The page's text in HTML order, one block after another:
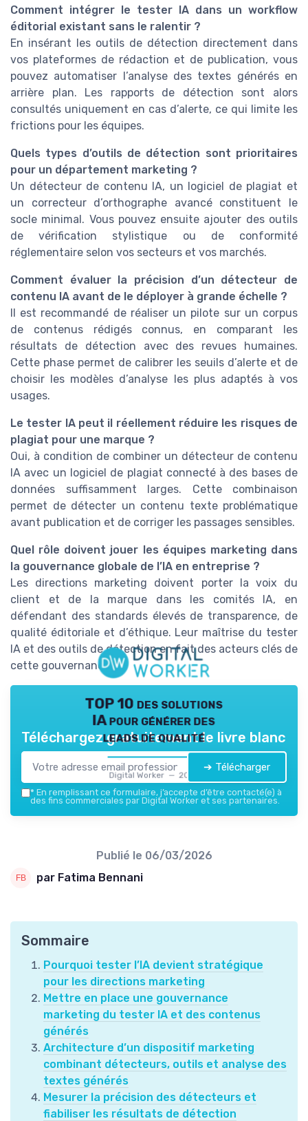
Comment intégrer le tester IA dans un workflow
éditorial existant sans le ralentir ?
En insérant les outils de détection directement dans
vos plateformes de rédaction et de publication, vous
pouvez automatiser l’analyse des textes générés en
arrière plan. Les rapports de détection sont alors
consultés uniquement en cas d’alerte, ce qui limite les
frictions pour les équipes.
Quels types d’outils de détection sont prioritaires
pour un département marketing ?
Un détecteur de contenu IA, un logiciel de plagiat et
un correcteur d’orthographe avancé constituent le
socle minimal. Vous pouvez ensuite ajouter des outils
de vérification stylistique ou de conformité
réglementaire selon vos secteurs et vos marchés.
Comment évaluer la précision d’un détecteur de
contenu IA avant de le déployer à grande échelle ?
Il est recommandé de réaliser un pilote sur un corpus
de contenus rédigés connus, en comparant les
résultats de détection avec des revues humaines.
Cette phase permet de calibrer les seuils d’alerte et de
choisir les modèles d’analyse les plus adaptés à vos
usages.
Le tester IA peut il réellement réduire les risques de
plagiat pour une marque ?
Oui, à condition de combiner un détecteur de contenu
IA avec un logiciel de plagiat connecté à des bases de
données suffisamment larges. Cette combinaison
permet de détecter un contenu texte problématique
avant publication et de corriger les passages sensibles.
Quel rôle doivent jouer les équipes marketing dans
la gouvernance globale de l’IA en entreprise ?
Les directions marketing doivent porter la voix du
client et de la marque dans les comités IA, en
défendant des standards élevés de transparence, de
qualité éditoriale et d’éthique. Leur maîtrise du tester
IA et des outils de détection en fait des acteurs clés de
cette gouvernance.
TOP 10 des solutions
IA pour générer des
leads de qualité
Digital Worker — 2026
Téléchargez gratuitement le livre blanc
➔ Télécharger
* En remplissant ce formulaire, j’accepte d’être contacté(e) à
des fins commerciales par Digital Worker et ses partenaires.
Publié le 06/03/2026
par Fatima Bennani
Sommaire
Pourquoi tester l’IA devient stratégique
pour les directions marketing
Mettre en place une gouvernance
marketing du tester IA et des contenus
générés
Architecture d’un dispositif marketing
combinant détecteurs, outils et analyse des
textes générés
Mesurer la précision des détecteurs et
fiabiliser les résultats de détection